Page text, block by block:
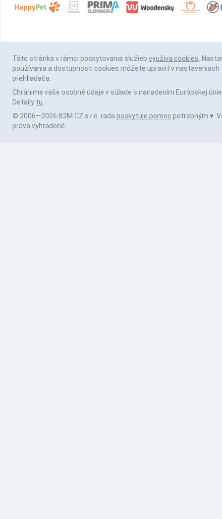
Táto stránka v rámci poskytovania služieb využíva cookies.
používania a dostupnosti cookies môžete upraviť v nastaveniach
prehliadača.
Chránime vaše osobné údaje v súlade s nariadením Európskej únie
Detaily tu.
© 2006—2026 B2M.CZ s.r.o. rada poskytuje pomoc potrebným ♥️.
práva vyhradené.